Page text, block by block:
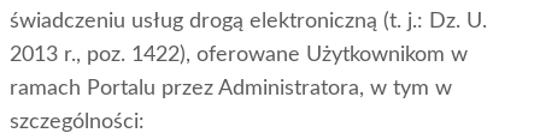
świadczeniu usług drogą elektroniczną (t. j.: Dz. U.
2013 r., poz. 1422), oferowane Użytkownikom w
ramach Portalu przez Administratora, w tym w
szczególności: